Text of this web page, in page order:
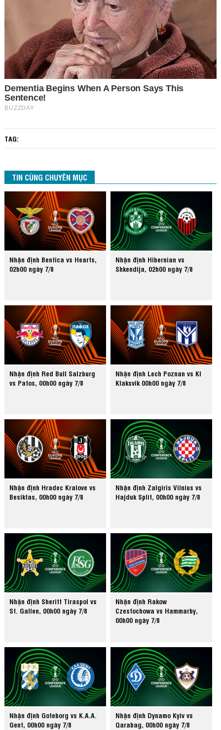
TAG:
TIN CÙNG CHUYÊN MỤC
Nhận định Benfica vs Hearts,
02h00 ngày 7/8
Nhận định Hibernian vs
Shkendija, 02h00 ngày 7/8
Nhận định Red Bull Salzburg
vs Pafos, 00h00 ngày 7/8
Nhận định Lech Poznan vs KI
Klaksvik 00h00 ngày 7/8
Nhận định Hradec Kralove vs
Besiktas, 00h00 ngày 7/8
Nhận định Zalgiris Vilnius vs
Hajduk Split, 00h00 ngày 7/8
Nhận định Sheriff Tiraspol vs
St. Gallen, 00h00 ngày 7/8
Nhận định Rakow
Czestochowa vs Hammarby,
00h00 ngày 7/8
Nhận định Goteborg vs K.A.A.
Gent, 00h00 ngày 7/8
Nhận định Dynamo Kyiv vs
Qarabag, 00h00 ngày 7/8